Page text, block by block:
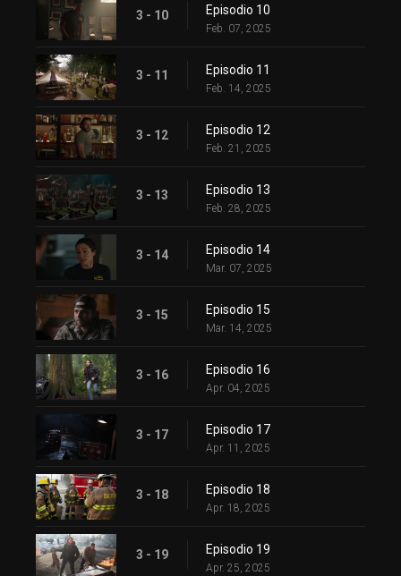
3 - 10 Episodio 10
Feb. 07, 2025
3 - 11 Episodio 11
Feb. 14, 2025
3 - 12 Episodio 12
Feb. 21, 2025
3 - 13 Episodio 13
Feb. 28, 2025
3 - 14 Episodio 14
Mar. 07, 2025
3 - 15 Episodio 15
Mar. 14, 2025
3 - 16 Episodio 16
Apr. 04, 2025
3 - 17 Episodio 17
Apr. 11, 2025
3 - 18 Episodio 18
Apr. 18, 2025
3 - 19 Episodio 19
Apr. 25, 2025